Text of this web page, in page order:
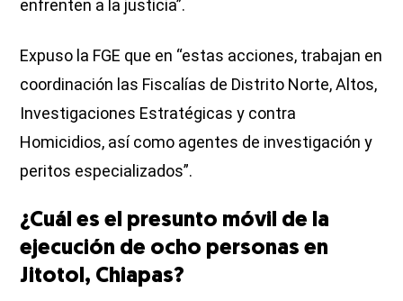
enfrenten a la justicia”.
Expuso la FGE que en “estas acciones, trabajan en
coordinación las Fiscalías de Distrito Norte, Altos,
Investigaciones Estratégicas y contra
Homicidios, así como agentes de investigación y
peritos especializados”.
¿Cuál es el presunto móvil de la
ejecución de ocho personas en
Jitotol, Chiapas?